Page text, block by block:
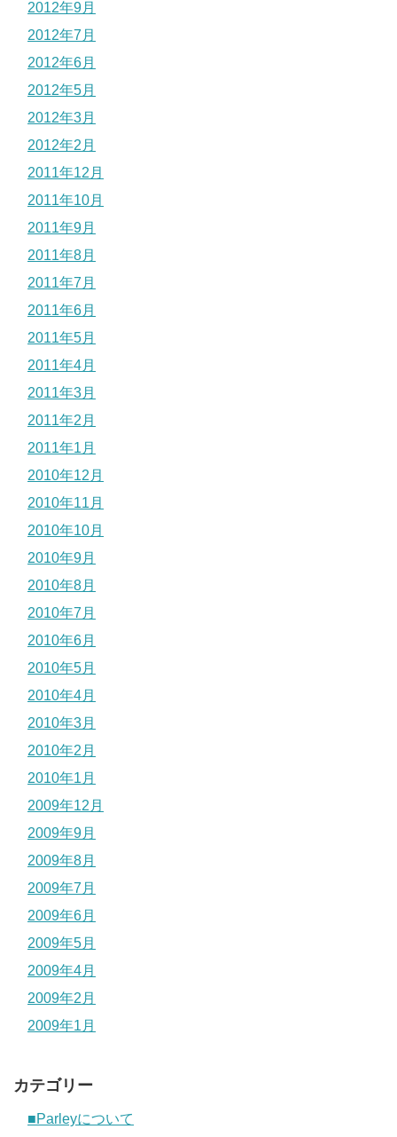
2012年9月
2012年7月
2012年6月
2012年5月
2012年3月
2012年2月
2011年12月
2011年10月
2011年9月
2011年8月
2011年7月
2011年6月
2011年5月
2011年4月
2011年3月
2011年2月
2011年1月
2010年12月
2010年11月
2010年10月
2010年9月
2010年8月
2010年7月
2010年6月
2010年5月
2010年4月
2010年3月
2010年2月
2010年1月
2009年12月
2009年9月
2009年8月
2009年7月
2009年6月
2009年5月
2009年4月
2009年2月
2009年1月
カテゴリー
■Parleyについて